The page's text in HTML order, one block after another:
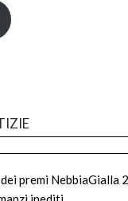
premi NebbiaGialla